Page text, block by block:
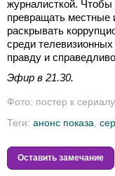
журналисткой. Чтобы
превращать
раскрывать
среди телевизионных
правду и
Эфир в 21.30.
Фото: постер к сериалу
Теги: анонс показа
Оставить замечание